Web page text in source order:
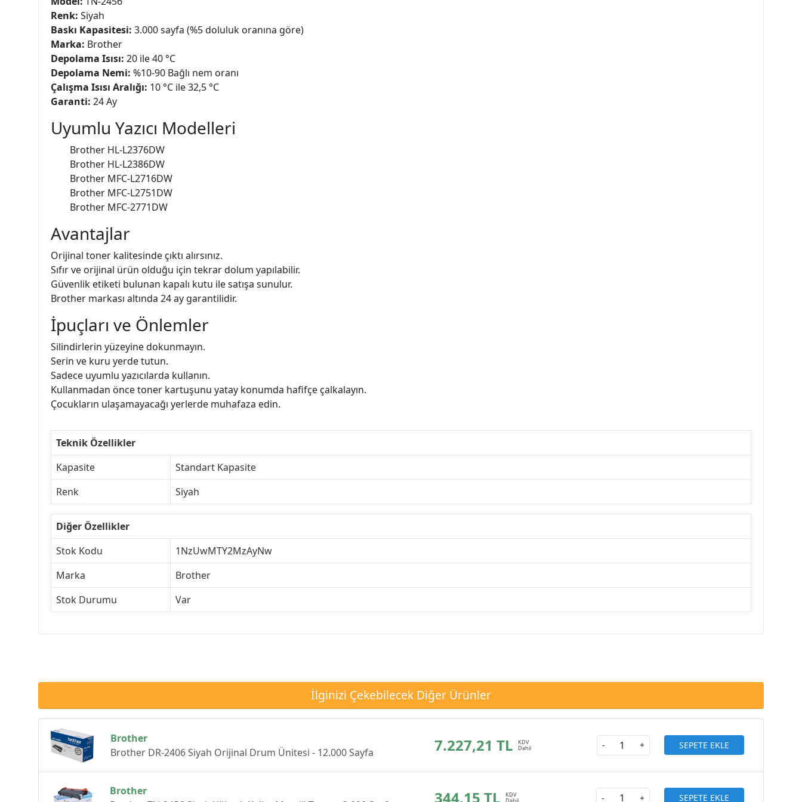
Renk: Siyah
Baskı Kapasitesi: 3.000 sayfa (%5 doluluk oranına göre)
Marka: Brother
Depolama Isısı: 20 ile 40 °C
Depolama Nemi: %10-90 Bağlı nem oranı
Çalışma Isısı Aralığı: 10 °C ile 32,5 °C
Garanti: 24 Ay
Uyumlu Yazıcı Modelleri
Brother HL-L2376DW
Brother HL-L2386DW
Brother MFC-L2716DW
Brother MFC-L2751DW
Brother MFC-2771DW
Avantajlar
Orijinal toner kalitesinde çıktı alırsınız.
Sıfır ve orijinal ürün olduğu için tekrar dolum yapılabilir.
Güvenlik etiketi bulunan kapalı kutu ile satışa sunulur.
Brother markası altında 24 ay garantilidir.
İpuçları ve Önlemler
Silindirlerin yüzeyine dokunmayın.
Serin ve kuru yerde tutun.
Sadece uyumlu yazıcılarda kullanın.
Kullanmadan önce toner kartuşunu yatay konumda hafifçe çalkalayın.
Çocukların ulaşamayacağı yerlerde muhafaza edin.
Teknik Özellikler
Kapasite
Standart Kapasite
Renk
Siyah
Diğer Özellikler
Stok Kodu
1NzUwMTY2MzAyNw
Marka
Brother
Stok Durumu
Var
İlginizi Çekebilecek Diğer Ürünler
Brother
Brother DR-2406 Siyah Orijinal Drum Ünitesi - 12.000 Sayfa
7.227,21 TL - + SEPETE EKLE
Brother
344,15 TL - + SEPETE EKLE